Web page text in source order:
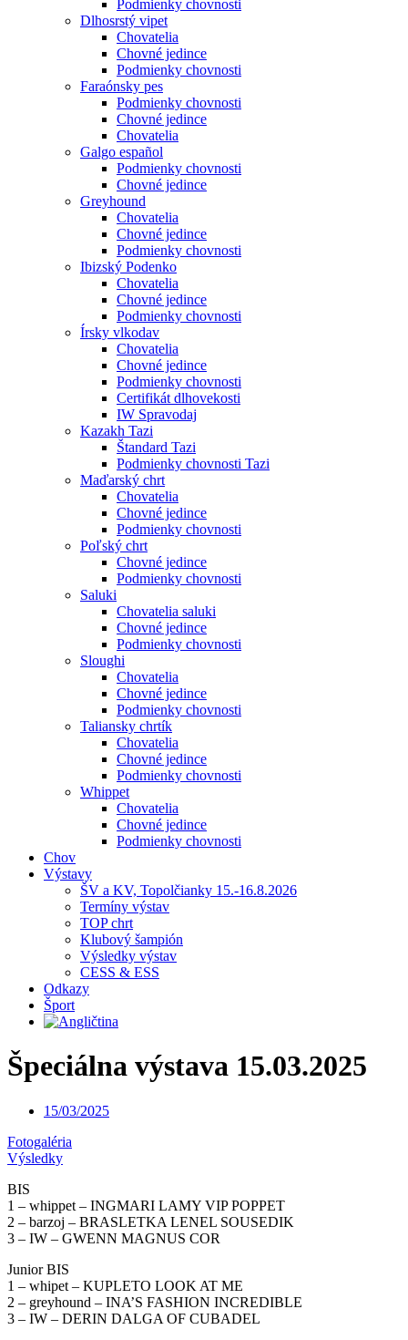
Podmienky chovnosti
Dlhosrstý vipet
Chovatelia
Chovné jedince
Podmienky chovnosti
Faraónsky pes
Podmienky chovnosti
Chovné jedince
Chovatelia
Galgo español
Podmienky chovnosti
Chovné jedince
Greyhound
Chovatelia
Chovné jedince
Podmienky chovnosti
Ibizský Podenko
Chovatelia
Chovné jedince
Podmienky chovnosti
Írsky vlkodav
Chovatelia
Chovné jedince
Podmienky chovnosti
Certifikát dlhovekosti
IW Spravodaj
Kazakh Tazi
Štandard Tazi
Podmienky chovnosti Tazi
Maďarský chrt
Chovatelia
Chovné jedince
Podmienky chovnosti
Poľský chrt
Chovné jedince
Podmienky chovnosti
Saluki
Chovatelia saluki
Chovné jedince
Podmienky chovnosti
Sloughi
Chovatelia
Chovné jedince
Podmienky chovnosti
Taliansky chrtík
Chovatelia
Chovné jedince
Podmienky chovnosti
Whippet
Chovatelia
Chovné jedince
Podmienky chovnosti
Chov
Výstavy
ŠV a KV, Topolčianky 15.-16.8.2026
Termíny výstav
TOP chrt
Klubový šampión
Výsledky výstav
CESS & ESS
Odkazy
Šport
Špeciálna výstava 15.03.2025
15/03/2025
Fotogaléria
Výsledky
BIS
1 – whippet – INGMARI LAMY VIP POPPET
2 – barzoj – BRASLETKA LENEL SOUSEDIK
3 – IW – GWENN MAGNUS COR
Junior BIS
1 – whipet – KUPLETO LOOK AT ME
2 – greyhound – INA’S FASHION INCREDIBLE
3 – IW – DERIN DALGA OF CUBADEL